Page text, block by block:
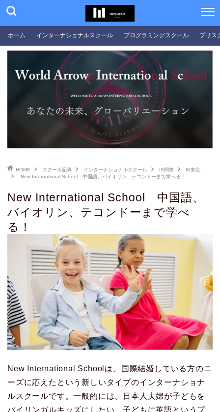
ホーム インターナショナルスクール プログラミングスクール プリス
HOME スクール記事 インターナショナルスクール IS関東
IS東京
New International School 中国語、バイオリン、テコンドーまで学べる！
New International School 中国語、
バイオリン、テコンドーまで学べ
る！
New International Schoolは、国際結婚している方のニ
ーズに応えたという新しいタイプのインターナショナ
ルスクールです。一般的には、日本人夫婦が子どもを
バイリンガルキッズにしたい、子どもに英語というプ